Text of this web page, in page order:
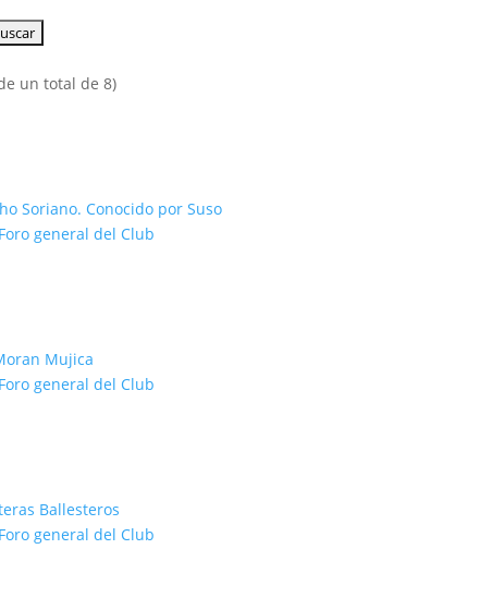
un total de 8)
Soriano. Conocido por Suso
Foro general del Club
Mujica
Foro general del Club
Ballesteros
Foro general del Club